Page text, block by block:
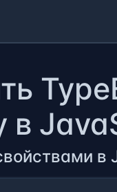
в
в